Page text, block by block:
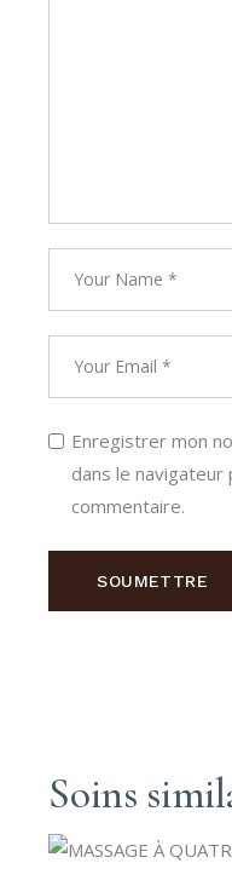
Enregistrer mon
dans le navigateur
commentaire.
SOUMETTRE
Soins